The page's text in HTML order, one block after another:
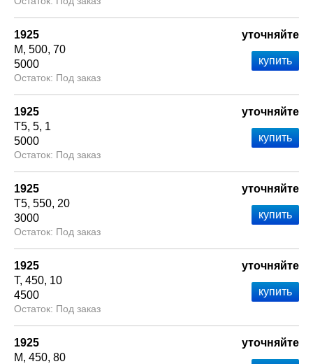
1925
М 500 70
5000
Под заказ
уточняйте
1925
Т5 5 1
5000
Под заказ
уточняйте
1925
Т5 550 20
3000
Под заказ
уточняйте
1925
Т 450 10
4500
Под заказ
уточняйте
1925
М 450 80
уточняйте